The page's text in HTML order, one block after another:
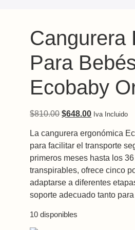
Cangurera
Para
Ecobaby
$810.00 Original price was:
$648.00Current
Iva Incluido
La cangurera ergonómica
para facilitar el transporte
primeros meses hasta los
transpirables, ofrece cinco
adaptarse a diferentes
soporte adecuado tanto
10 disponibles